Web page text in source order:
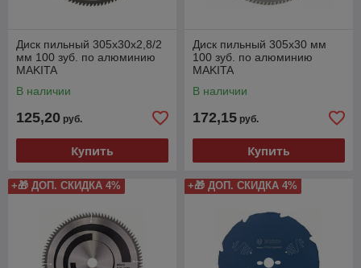
Диск пильный 305х30х2,8/2
мм 100 зуб. по алюминию
MAKITA
В наличии
125,20 руб.
Купить
Диск пильный 305х30 мм
100 зуб. по алюминию
MAKITA
В наличии
172,15 руб.
Купить
+🎁 ДОП. СКИДКА 4% +🎁 ДОП. СКИДКА 4%